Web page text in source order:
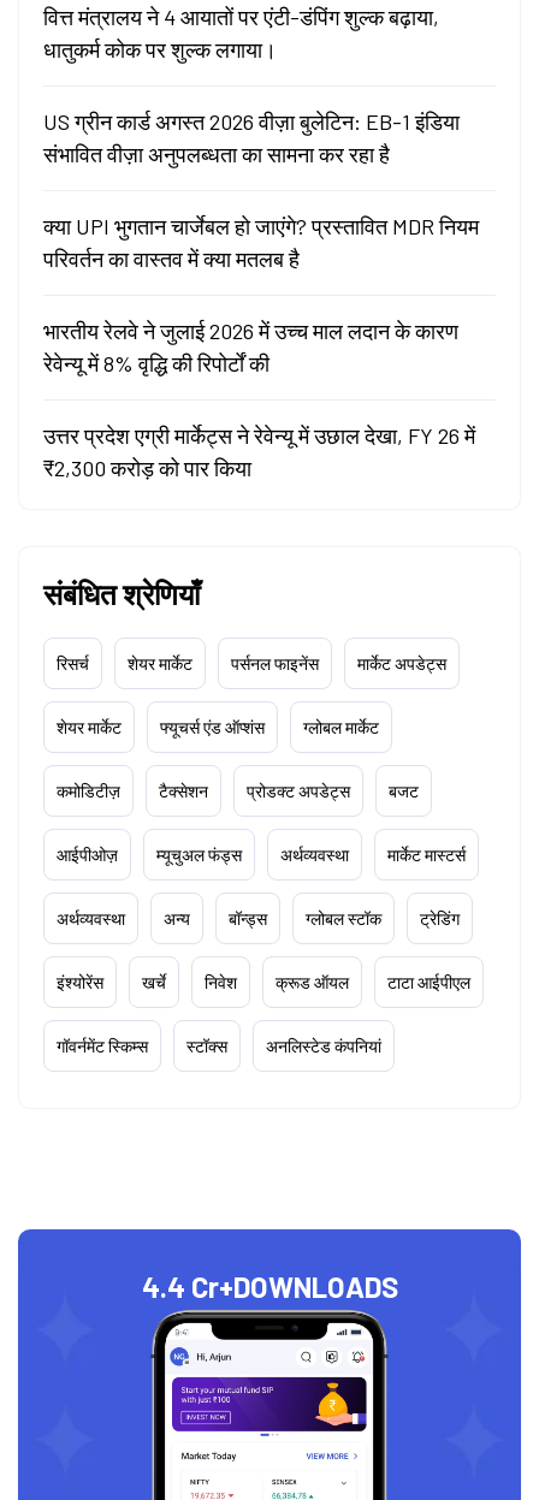
वित्त मंत्रालय ने 4 आयातों पर एंटी-डंपिंग शुल्क बढ़ाया,
धातुकर्म कोक पर शुल्क लगाया।
US ग्रीन कार्ड अगस्त 2026 वीज़ा बुलेटिन: EB-1 इंडिया
संभावित वीज़ा अनुपलब्धता का सामना कर रहा है
क्या UPI भुगतान चार्जेबल हो जाएंगे? प्रस्तावित MDR नियम
परिवर्तन का वास्तव में क्या मतलब है
भारतीय रेलवे ने जुलाई 2026 में उच्च माल लदान के कारण
रेवेन्यू में 8% वृद्धि की रिपोर्टों की
उत्तर प्रदेश एग्री मार्केट्स ने रेवेन्यू में उछाल देखा, FY 26 में
₹2,300 करोड़ को पार किया
संबंधित श्रेणियाँ
रिसर्च शेयर मार्केट पर्सनल फाइनेंस मार्केट अपडेट्स
शेयर मार्केट फ्यूचर्स एंड ऑप्शंस ग्लोबल मार्केट
कमोडिटीज़ टैक्सेशन प्रोडक्ट अपडेट्स बजट
आईपीओज़ म्यूचुअल फंड्स अर्थव्यवस्था मार्केट मास्टर्स
अर्थव्यवस्था अन्य बॉन्ड्स ग्लोबल स्टॉक ट्रेडिंग
इंश्योरेंस खर्चे निवेश क्रूड ऑयल टाटा आईपीएल
गॉवर्नमेंट स्किम्स स्टॉक्स अनलिस्टेड कंपनियां
4.4 Cr+DOWNLOADS